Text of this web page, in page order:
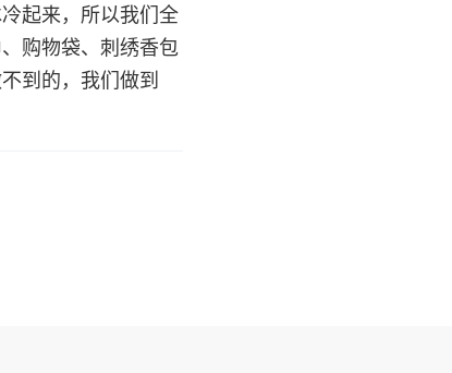
起来，所以我们全
购物袋、刺绣香包
到的，我们做到